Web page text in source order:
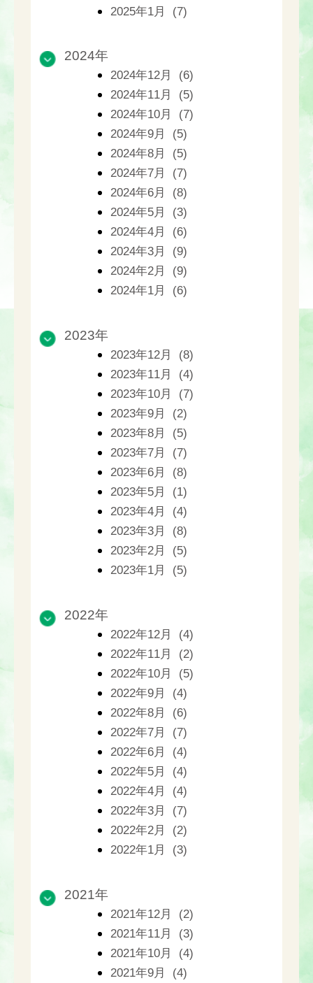
2025年1月 (7)
2024年
2024年12月 (6)
2024年11月 (5)
2024年10月 (7)
2024年9月 (5)
2024年8月 (5)
2024年7月 (7)
2024年6月 (8)
2024年5月 (3)
2024年4月 (6)
2024年3月 (9)
2024年2月 (9)
2024年1月 (6)
2023年
2023年12月 (8)
2023年11月 (4)
2023年10月 (7)
2023年9月 (2)
2023年8月 (5)
2023年7月 (7)
2023年6月 (8)
2023年5月 (1)
2023年4月 (4)
2023年3月 (8)
2023年2月 (5)
2023年1月 (5)
2022年
2022年12月 (4)
2022年11月 (2)
2022年10月 (5)
2022年9月 (4)
2022年8月 (6)
2022年7月 (7)
2022年6月 (4)
2022年5月 (4)
2022年4月 (4)
2022年3月 (7)
2022年2月 (2)
2022年1月 (3)
2021年
2021年12月 (2)
2021年11月 (3)
2021年10月 (4)
2021年9月 (4)